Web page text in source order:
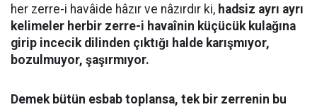
her zerre-i havâide hâzır ve nâzırdır ki, hadsiz ayrı ayrı
kelimeler herbir zerre-i havaînin küçücük kulağına
girip incecik dilinden çıktığı halde karışmıyor,
bozulmuyor, şaşırmıyor.
Demek bütün esbab toplansa, tek bir zerrenin bu